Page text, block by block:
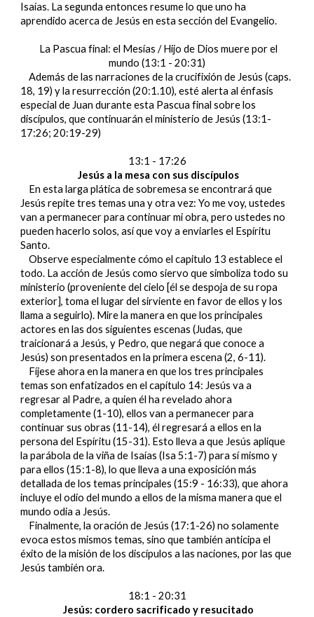
Isaías. La segunda entonces resume lo que uno ha
aprendido acerca de Jesús en esta sección del Evangelio.
La Pascua final: el Mesías / Hijo de Dios muere por el
mundo (13:1 - 20:31)
Además de las narraciones de la crucifixión de Jesús (caps.
18, 19) y la resurrección (20:1.10), esté alerta al énfasis
especial de Juan durante esta Pascua final sobre los
discípulos, que continuarán el ministerio de Jesús (13:1-
17:26; 20:19-29)
13:1 - 17:26
Jesús a la mesa con sus discípulos
En esta larga plática de sobremesa se encontrará que
Jesús repite tres temas una y otra vez: Yo me voy, ustedes
van a permanecer para continuar mi obra, pero ustedes no
pueden hacerlo solos, así que voy a enviarles el Espíritu
Santo.
Observe especialmente cómo el capitulo 13 establece el
todo. La acción de Jesús como siervo que simboliza todo su
ministerio (proveniente del cielo [él se despoja de su ropa
exterior], toma el lugar del sirviente en favor de ellos y los
llama a seguirlo). Mire la manera en que los principales
actores en las dos siguientes escenas (Judas, que
traicionará a Jesús, y Pedro, que negará que conoce a
Jesús) son presentados en la primera escena (2, 6-11).
Fíjese ahora en la manera en que los tres principales
temas son enfatizados en el capítulo 14: Jesús va a
regresar al Padre, a quien él ha revelado ahora
completamente (1-10), ellos van a permanecer para
continuar sus obras (11-14), él regresará a ellos en la
persona del Espíritu (15-31). Esto lleva a que Jesús aplique
la parábola de la viña de Isaías (Isa 5:1-7) para sí mismo y
para ellos (15:1-8), lo que lleva a una exposición más
detallada de los temas principales (15:9 - 16:33), que ahora
incluye el odio del mundo a ellos de la misma manera que el
mundo odia a Jesús.
Finalmente, la oración de Jesús (17:1-26) no solamente
evoca estos mismos temas, sino que también anticipa el
éxito de la misión de los discípulos a las naciones, por las que
Jesús también ora.
18:1 - 20:31
Jesús: cordero sacrificado y resucitado